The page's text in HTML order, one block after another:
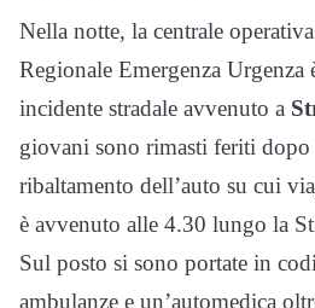
Nella notte, la centrale
Regionale Emergenza Urgenza
incidente stradale avvenuto a
giovani sono rimasti feriti dopo
ribaltamento dell’auto su cui
è avvenuto alle 4.30 lungo la
Sul posto si sono portate in
ambulanze e un’automedica